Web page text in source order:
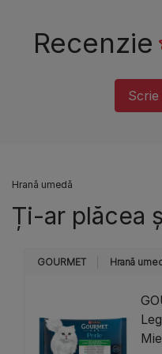
Recenzie
Hrană umedă
Ți-ar plăcea
GOURMET Hrană